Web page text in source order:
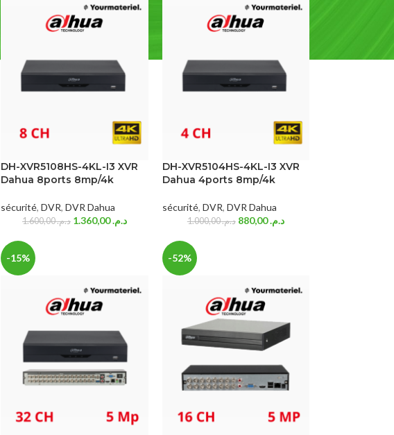
DH-XVR5108HS-4KL-I3 XVR
Dahua 8ports 8mp/4k
sécurité, DVR, DVR Dahua
د.م.1.600,00 د.م.1.360,00
DH-XVR5104HS-4KL-I3 XVR
Dahua 4ports 8mp/4k
sécurité, DVR, DVR Dahua
د.م.1.000,00 د.م.880,00
-15% -52%